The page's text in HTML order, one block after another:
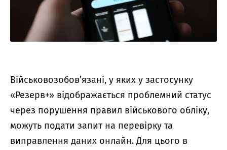
Військовозобов’язані, у яких у застосунку
«Резерв+» відображається проблемний статус
через порушення правил військового обліку,
можуть подати запит на перевірку та
виправлення даних онлайн. Для цього в